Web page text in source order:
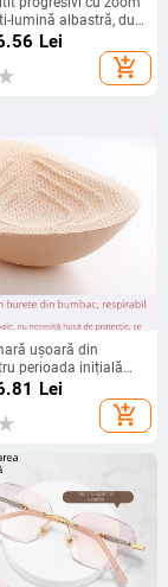
lumină albastră, dual
și aproape, din aliaj
Lei
add_shopping_cart
ușoară din
perioada inițială
pernă din burete
potrivită pentru
Lei
add_shopping_cart